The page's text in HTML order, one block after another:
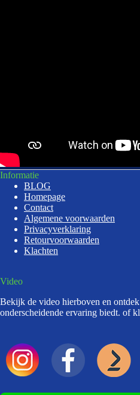
Informatie
BLOG
Homepage
Contact
Algemene voorwaarden
Privacyverklaring
Retourvoorwaarden
Klachten
Video
Bekijk de video hierboven en
onderscheidende ervaring biedt. of